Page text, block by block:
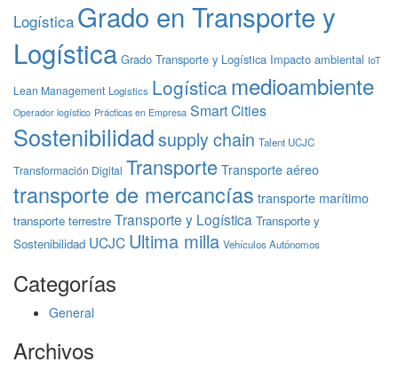
Logística Grado en Transporte y
Logística Grado Transporte y Logística Impacto ambiental IoT
Lean Management Logistics Logísticamedioambiente
Operador logístico Prácticas en Empresa Smart Cities
Sostenibilidadsupply chain Talent UCJC
Transformación Digital Transporte Transporte aéreo
transporte de mercancías transporte marítimo
transporte terrestre Transporte y Logística Transporte y
Sostenibilidad UCJC Ultima milla Vehículos Autónomos
Categorías
General
Archivos